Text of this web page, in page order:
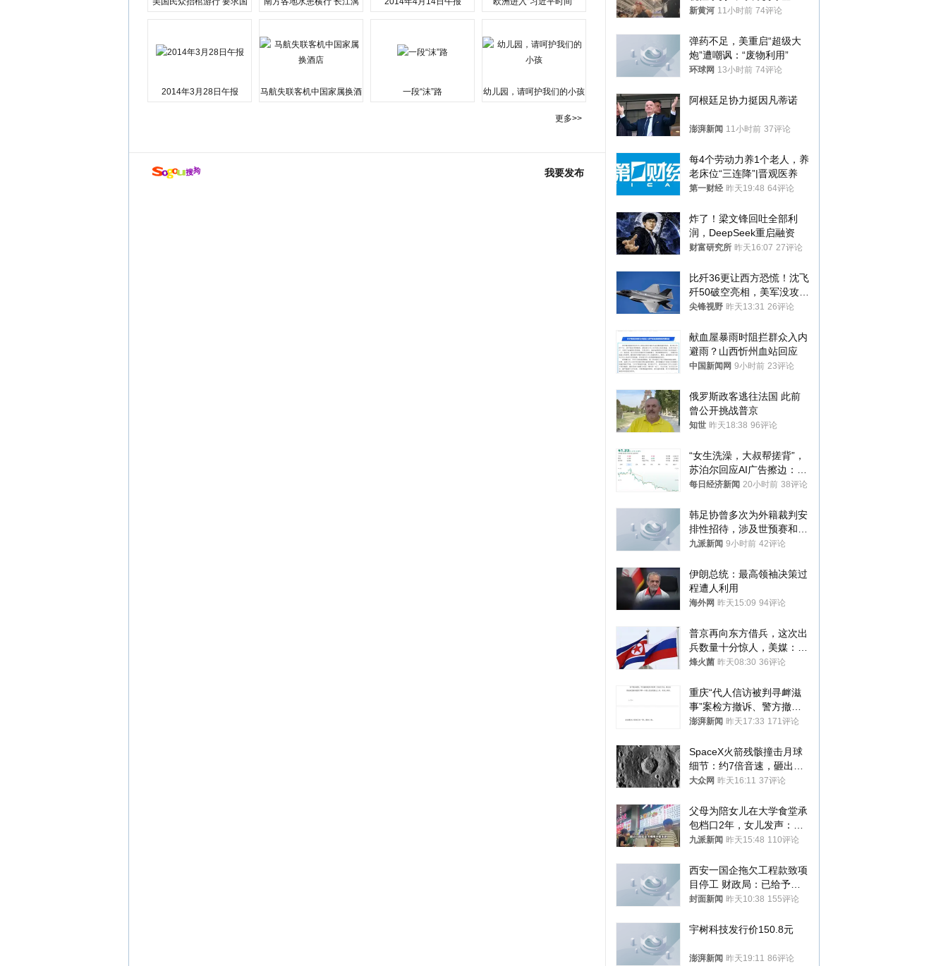
2014年3月28日午报
马航失联客机中国家属换酒
一段“沫”路 幼儿园，请呵护我们的小孩
更多>>
我要发布
调查，对责任人采取最严厉
新黄河 11小时前 74评论
弹药不足，美重启“超级大
炮”遭嘲讽：“废物利用”
环球网 13小时前 74评论
阿根廷足协力挺因凡蒂诺
澎湃新闻 11小时前 37评论
每4个劳动力养1个老人，养
老床位“三连降”|晋观医养
第一财经 昨天19:48 64评论
炸了！梁文锋回吐全部利
润，DeepSeek重启融资
财富研究所 昨天16:07 27评论
比歼36更让西方恐慌！沈飞
歼50破空亮相，美军没攻克
的技术被拿下
尖锋视野 昨天13:31 26评论
献血屋暴雨时阻拦群众入内
避雨？山西忻州血站回应
中国新闻网 9小时前 23评论
俄罗斯政客逃往法国 此前
曾公开挑战普京
知世 昨天18:38 96评论
“女生洗澡，大叔帮搓背”，
苏泊尔回应AI广告擦边：视
频全下架，已强化内容管理
每日经济新闻 20小时前 38评论
韩足协曾多次为外籍裁判安
排性招待，涉及世预赛和奥
预赛，韩足协回应
九派新闻 9小时前 42评论
伊朗总统：最高领袖决策过
程遭人利用
海外网 昨天15:09 94评论
普京再向东方借兵，这次出
兵数量十分惊人，美媒：俄
朝要动真格？
烽火菌 昨天08:30 36评论
重庆“代人信访被判寻衅滋
事”案检方撤诉、警方撤
案，两被告人获国赔
澎湃新闻 昨天17:33 171评论
SpaceX火箭残骸撞击月球
细节：约7倍音速，砸出直
径约30米撞击坑
大众网 昨天16:11 37评论
父母为陪女儿在大学食堂承
包档口2年，女儿发声：初
衷是为了陪伴，毕业后将不
九派新闻 昨天15:48 110评论
西安一国企拖欠工程款致项
目停工 财政局：已给予处
分，正督促整改
封面新闻 昨天10:38 155评论
宇树科技发行价150.8元
澎湃新闻 昨天19:11 86评论